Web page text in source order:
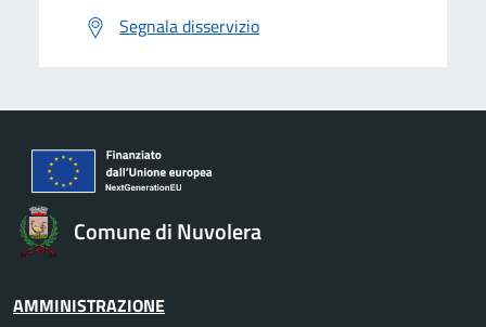
Segnala disservizio
Comune di Nuvolera
AMMINISTRAZIONE